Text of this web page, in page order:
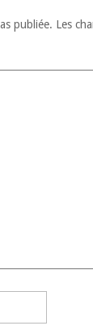
publiée. Les